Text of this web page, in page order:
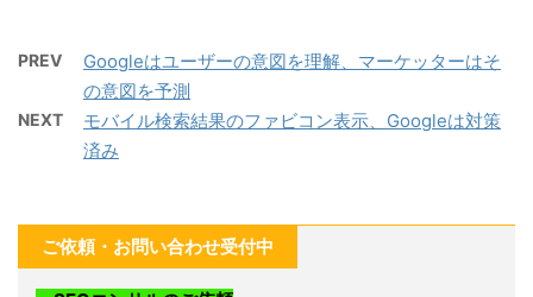
PREV
Googleはユーザーの意図を理解、マーケッターはそ
の意図を予測
NEXT
モバイル検索結果のファビコン表示、Googleは対策
済み
ご依頼・お問い合わせ受付中